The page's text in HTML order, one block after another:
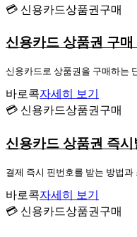
💳 신용카드상품권구매
신용카드 상품권 구매
신용카드로 상품권을 구매하는
바로콕자세히 보기
💳 신용카드상품권구매
신용카드 상품권 즉시
결제 즉시 핀번호를 받는 방법과
바로콕자세히 보기
💳 신용카드상품권구매